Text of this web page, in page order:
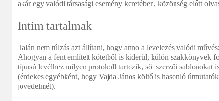
akár egy valódi társasági esemény keretében, közönség előtt
Intim tartalmak
Talán nem túlzás azt állítani, hogy anno a levelezés valódi
Ahogyan a fent említett kötetből is kiderül, külön szakkönyvek
típusú levélhez milyen protokoll tartozik, sőt szerzői sablonokat
(érdekes egyébként, hogy Vajda János költő is hasonló
jövedelmét).